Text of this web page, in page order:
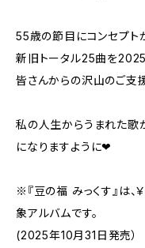
55歳の節目にコンセプト
新旧トータル25曲を2025
皆さんからの沢山のご支
私の人生からうまれた歌
になりますように❤︎
※『豆の福 みっくす』は
象アルバムです。
(2025年10月31日発売）